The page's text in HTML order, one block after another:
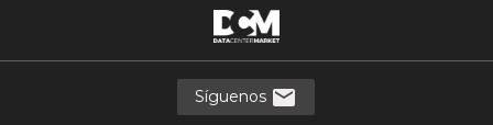
Síguenos